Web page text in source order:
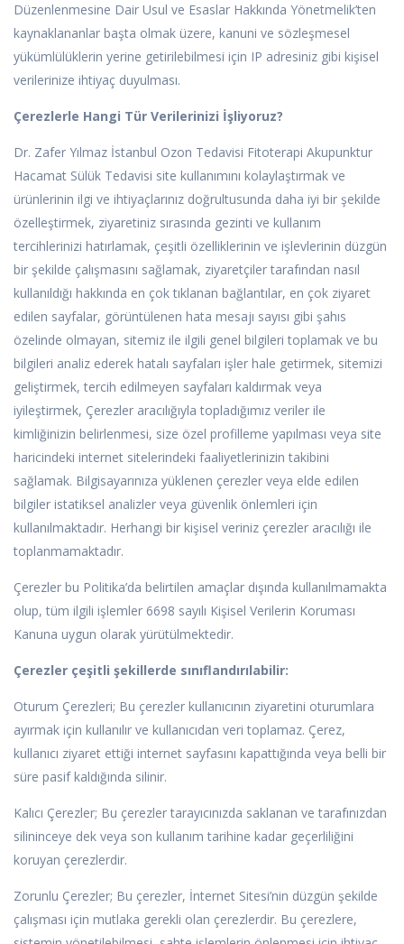
Düzenlenmesine Dair Usul ve Esaslar Hakkında Yönetmelik’ten
kaynaklananlar başta olmak üzere, kanuni ve sözleşmesel
yükümlülüklerin yerine getirilebilmesi için IP adresiniz gibi kişisel
verilerinize ihtiyaç duyulması.
Çerezlerle Hangi Tür Verilerinizi İşliyoruz?
Dr. Zafer Yılmaz İstanbul Ozon Tedavisi Fitoterapi Akupunktur
Hacamat Sülük Tedavisi site kullanımını kolaylaştırmak ve
ürünlerinin ilgi ve ihtiyaçlarınız doğrultusunda daha iyi bir şekilde
özelleştirmek, ziyaretiniz sırasında gezinti ve kullanım
tercihlerinizi hatırlamak, çeşitli özelliklerinin ve işlevlerinin düzgün
bir şekilde çalışmasını sağlamak, ziyaretçiler tarafından nasıl
kullanıldığı hakkında en çok tıklanan bağlantılar, en çok ziyaret
edilen sayfalar, görüntülenen hata mesajı sayısı gibi şahıs
özelinde olmayan, sitemiz ile ilgili genel bilgileri toplamak ve bu
bilgileri analiz ederek hatalı sayfaları işler hale getirmek, sitemizi
geliştirmek, tercih edilmeyen sayfaları kaldırmak veya
iyileştirmek, Çerezler aracılığıyla topladığımız veriler ile
kimliğinizin belirlenmesi, size özel profilleme yapılması veya site
haricindeki internet sitelerindeki faaliyetlerinizin takibini
sağlamak. Bilgisayarınıza yüklenen çerezler veya elde edilen
bilgiler istatiksel analizler veya güvenlik önlemleri için
kullanılmaktadır. Herhangi bir kişisel veriniz çerezler aracılığı ile
toplanmamaktadır.
Çerezler bu Politika’da belirtilen amaçlar dışında kullanılmamakta
olup, tüm ilgili işlemler 6698 sayılı Kişisel Verilerin Koruması
Kanuna uygun olarak yürütülmektedir.
Çerezler çeşitli şekillerde sınıflandırılabilir:
Oturum Çerezleri; Bu çerezler kullanıcının ziyaretini oturumlara
ayırmak için kullanılır ve kullanıcıdan veri toplamaz. Çerez,
kullanıcı ziyaret ettiği internet sayfasını kapattığında veya belli bir
süre pasif kaldığında silinir.
Kalıcı Çerezler; Bu çerezler tarayıcınızda saklanan ve tarafınızdan
silininceye dek veya son kullanım tarihine kadar geçerliliğini
koruyan çerezlerdir.
Zorunlu Çerezler; Bu çerezler, İnternet Sitesi’nin düzgün şekilde
çalışması için mutlaka gerekli olan çerezlerdir. Bu çerezlere,